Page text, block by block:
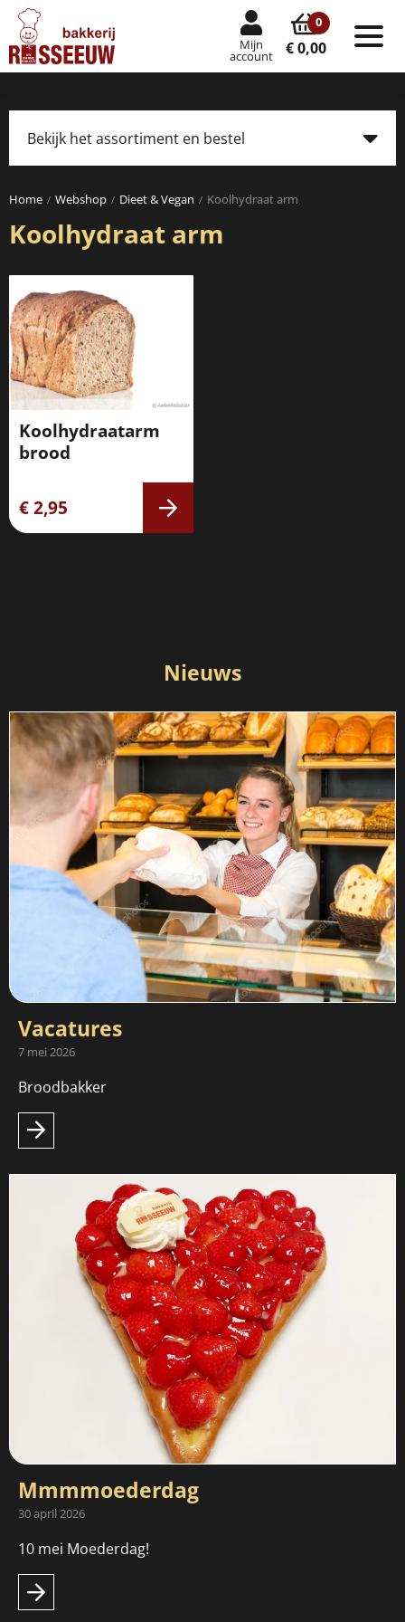
Mijn
account
0
€ 0,00
Bekijk het assortiment en bestel
Home Webshop Dieet & Vegan Koolhydraat arm
Koolhydraat arm
Koolhydraatarm
brood
€ 2,95
Nieuws
Vacatures
7 mei 2026
Broodbakker
Mmmmoederdag
30 april 2026
10 mei Moederdag!